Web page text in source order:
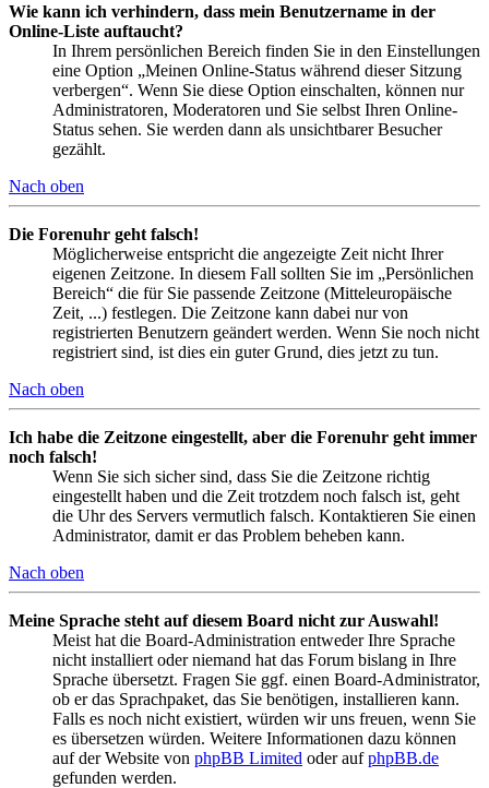
Wie kann ich verhindern, dass mein Benutzername in der
Online-Liste auftaucht?
In Ihrem persönlichen Bereich finden Sie in den Einstellungen
eine Option „Meinen Online-Status während dieser Sitzung
verbergen“. Wenn Sie diese Option einschalten, können nur
Administratoren, Moderatoren und Sie selbst Ihren Online-
Status sehen. Sie werden dann als unsichtbarer Besucher
gezählt.
Nach oben
Die Forenuhr geht falsch!
Möglicherweise entspricht die angezeigte Zeit nicht Ihrer
eigenen Zeitzone. In diesem Fall sollten Sie im „Persönlichen
Bereich“ die für Sie passende Zeitzone (Mitteleuropäische
Zeit, ...) festlegen. Die Zeitzone kann dabei nur von
registrierten Benutzern geändert werden. Wenn Sie noch nicht
registriert sind, ist dies ein guter Grund, dies jetzt zu tun.
Nach oben
Ich habe die Zeitzone eingestellt, aber die Forenuhr geht immer
noch falsch!
Wenn Sie sich sicher sind, dass Sie die Zeitzone richtig
eingestellt haben und die Zeit trotzdem noch falsch ist, geht
die Uhr des Servers vermutlich falsch. Kontaktieren Sie einen
Administrator, damit er das Problem beheben kann.
Nach oben
Meine Sprache steht auf diesem Board nicht zur Auswahl!
Meist hat die Board-Administration entweder Ihre Sprache
nicht installiert oder niemand hat das Forum bislang in Ihre
Sprache übersetzt. Fragen Sie ggf. einen Board-Administrator,
ob er das Sprachpaket, das Sie benötigen, installieren kann.
Falls es noch nicht existiert, würden wir uns freuen, wenn Sie
es übersetzen würden. Weitere Informationen dazu können
auf der Website von phpBB Limited oder aufphpBB.de
gefunden werden.